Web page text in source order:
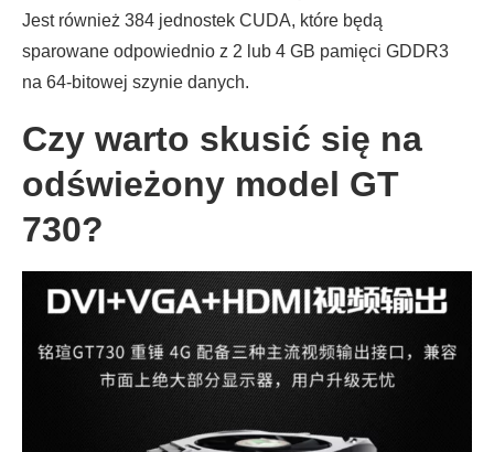
Jest również 384 jednostek CUDA, które będą
sparowane odpowiednio z 2 lub 4 GB pamięci GDDR3
na 64-bitowej szynie danych.
Czy warto skusić się na
odświeżony model GT
730?